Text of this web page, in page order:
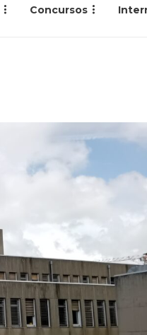
Concursos